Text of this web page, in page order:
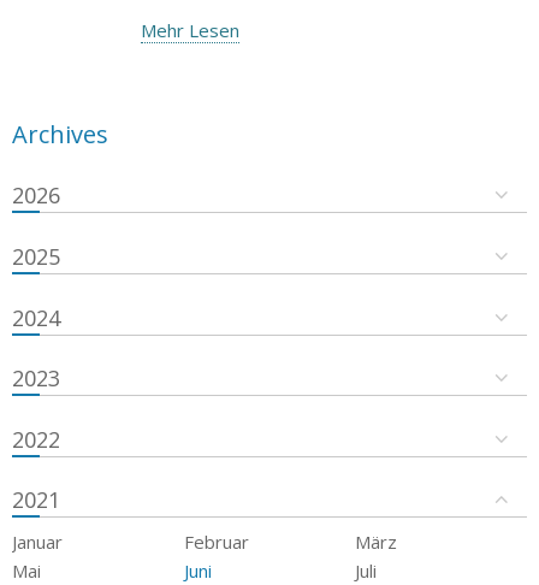
Mehr Lesen
Archives
2026
2025
2024
2023
2022
2021
Januar Februar
März
Mai
Juni
Juli